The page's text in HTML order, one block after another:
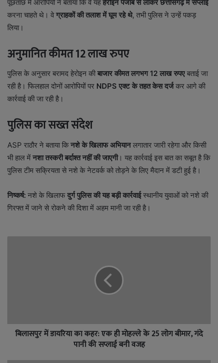
पूछताछ में आरोपियों ने बताया कि वे यहहेरोइन पंजाब से लाकर छत्तीसगढ़ में सप्लाई
करना चाहते थे। वेग्राहकों की तलाश में घूम रहे थे, तभी पुलिस ने उन्हें पकड़
लिया।
अनुमानित कीमत 12 लाख रुपए
पुलिस के अनुसार बरामद हेरोइन कीबाजार कीमत लगभग 12 लाख रुपएबताई जा
रही है। फिलहाल दोनों आरोपियों पर NDPS एक्ट के तहत केस दर्जकर आगे की
कार्रवाई की जा रही है।
पुलिस का सख्त संदेश
ASP राठौर ने बताया किनशे के खिलाफ अभियानलगातार जारी रहेगा और किसी
भी हाल में नशा तस्करी बर्दाश्त नहीं की जाएगी। यह कार्रवाई इस बात का सबूत है कि
पुलिस टीम सक्रियता से नशे के नेटवर्क को तोड़ने के लिए मैदान में डटी हुई है।
निष्कर्ष: नशे के खिलाफ दुर्ग पुलिस की यह बड़ी कार्रवाईस्थानीय युवाओं को नशे की
गिरफ्त में जाने से रोकने की दिशा में अहम मानी जा रही है।
बिलासपुर में डायरिया का कहर: एक ही मोहल्ले के 25 लोग बीमार, गंदे
पानी की सप्लाई बनी वजह